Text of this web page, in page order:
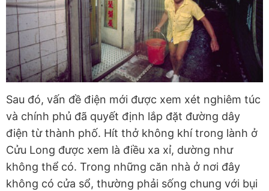
Sau đó, vấn đề điện mới được xem xét nghiêm túc
và chính phủ đã quyết định lắp đặt đường dây
điện từ thành phố. Hít thở không khí trong lành ở
Cửu Long được xem là điều xa xỉ, dường như
không thể có. Trong những căn nhà ở nơi đây
không có cửa sổ, thường phải sống chung với bụi